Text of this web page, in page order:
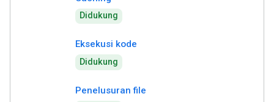
Didukung
Eksekusi kode
Didukung
Penelusuran file